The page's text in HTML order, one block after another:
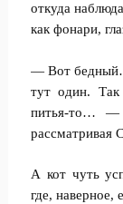
откуда
как фонари,
— Вот
тут один.
питья-то… —
рассматривая
А кот чуть
где,